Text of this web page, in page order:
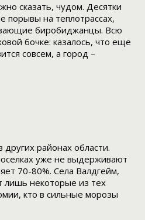
сказать, чудом. Десятки
порывы на теплотрассах,
биробиджанцы. Всю
бочке: казалось, что еще
совсем, а город –
районах области.
уже не выдерживают
70-80%. Села Валдгейм,
лишь некоторые из тех
кто в сильные морозы